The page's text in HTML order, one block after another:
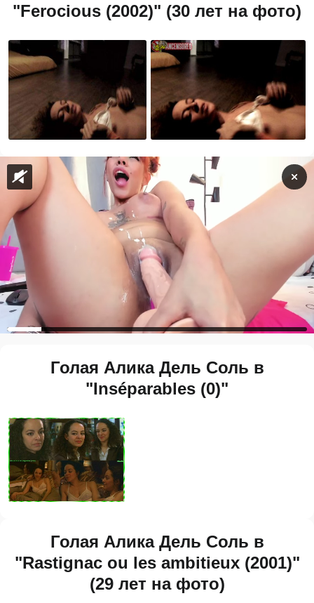
"Ferocious (2002)" (30 лет на фото)
Голая Алика Дель Соль в
"Inséparables (0)"
Голая Алика Дель Соль в
"Rastignac ou les ambitieux (2001)"
(29 лет на фото)